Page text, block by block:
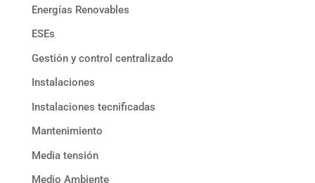
Energías Renovables
ESEs
Gestión y control centralizado
Instalaciones
Instalaciones tecnificadas
Mantenimiento
Media tensión
Medio Ambiente